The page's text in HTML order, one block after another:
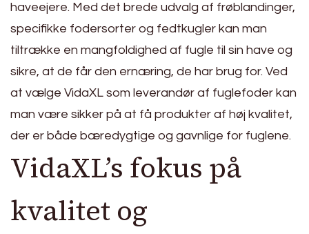
haveejere. Med det brede udvalg af frøblandinger,
specifikke fodersorter og fedtkugler kan man
tiltrække en mangfoldighed af fugle til sin have og
sikre, at de får den ernæring, de har brug for. Ved
at vælge VidaXL som leverandør af fuglefoder kan
man være sikker på at få produkter af høj kvalitet,
der er både bæredygtige og gavnlige for fuglene.
VidaXL’s fokus på
kvalitet og